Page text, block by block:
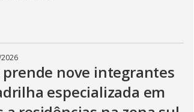
prende nove integrantes
especializada em